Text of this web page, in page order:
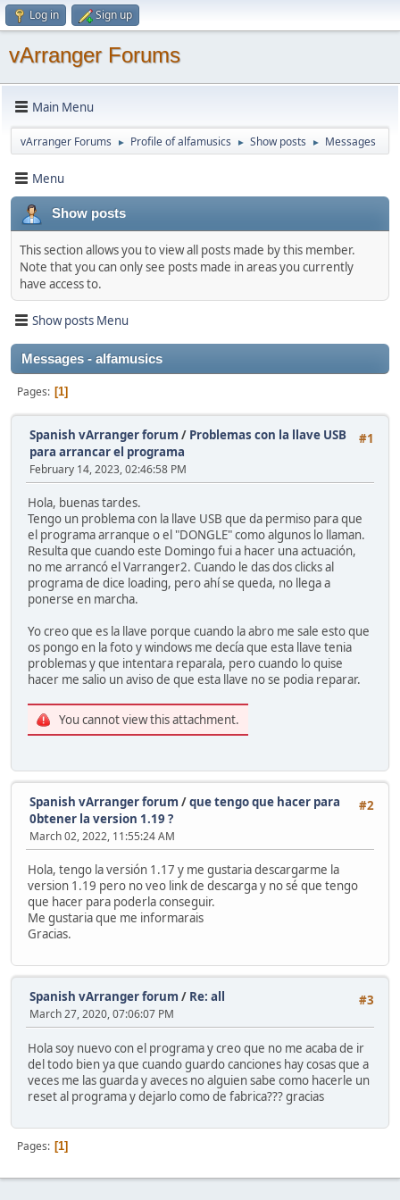
Log in Sign up
vArranger Forums
Main Menu
vArranger Forums ► Profile of alfamusics ► Show posts ► Messages
Menu
Show posts
This section allows you to view all posts made by this member.
Note that you can only see posts made in areas you currently
have access to.
Show posts Menu
Messages - alfamusics
Pages 1
#1
Spanish vArranger forum / Problemas con la llave USB
para arrancar el programa
February 14, 2023, 02:46:58 PM
Hola, buenas tardes.
Tengo un problema con la llave USB que da permiso para que
el programa arranque o el "DONGLE" como algunos lo llaman.
Resulta que cuando este Domingo fui a hacer una actuación,
no me arrancó el Varranger2. Cuando le das dos clicks al
programa de dice loading, pero ahí se queda, no llega a
ponerse en marcha.
Yo creo que es la llave porque cuando la abro me sale esto que
os pongo en la foto y windows me decía que esta llave tenia
problemas y que intentara reparala, pero cuando lo quise
hacer me salio un aviso de que esta llave no se podia reparar.
You cannot view this attachment.
#2
Spanish vArranger forum /que tengo que hacer para
0btener la version 1.19 ?
March 02, 2022, 11:55:24 AM
Hola, tengo la versión 1.17 y me gustaria descargarme la
version 1.19 pero no veo link de descarga y no sé que tengo
que hacer para poderla conseguir.
Me gustaria que me informarais
Gracias.
#3
Spanish vArranger forum / Re: all
March 27, 2020, 07:06:07 PM
Hola soy nuevo con el programa y creo que no me acaba de ir
del todo bien ya que cuando guardo canciones hay cosas que a
veces me las guarda y aveces no alguien sabe como hacerle un
reset al programa y dejarlo como de fabrica??? gracias
Pages 1